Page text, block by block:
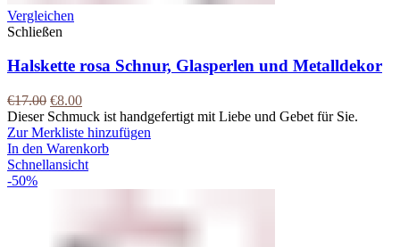
Vergleichen
Schließen
Halskette rosa Schnur, Glasperlen und Metalldekor
€17.00 €8.00
Dieser Schmuck ist handgefertigt mit Liebe und Gebet für Sie.
Zur Merkliste hinzufügen
In den Warenkorb
Schnellansicht
-50%